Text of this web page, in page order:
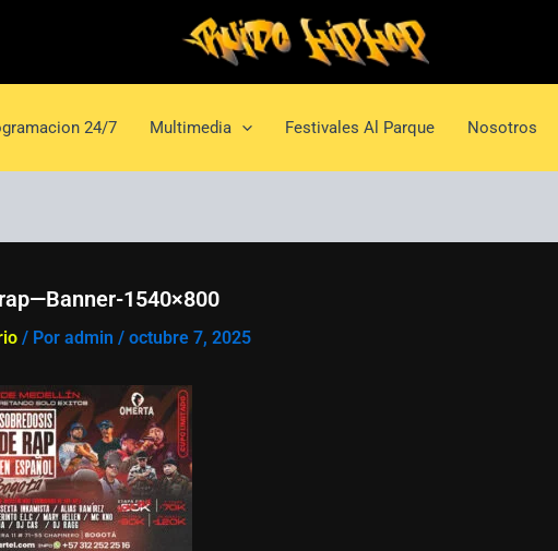
24/7 Multimedia Festivales Al Parque Nosotros
1540×800
/ Por admin / octubre 7, 2025